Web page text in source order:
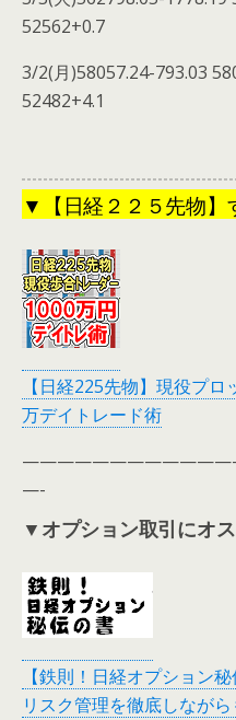
52562+0.7
3/2(月)58057.24-793.03
52482+4.1
▼【日経２２５先物】
【日経225先物】現役プ
万デイトレード術
—-
▼オプション取引にオス
【鉄則！日経オプション秘
リスク管理を徹底しなが